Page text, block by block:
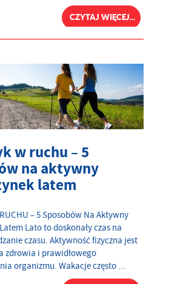
CZYTAJ WIĘCEJ...
w ruchu – 5
na aktywny
latem
– 5 Sposobów Na Aktywny
Lato to doskonały czas na
czasu. Aktywność fizyczna jest
zdrowia i prawidłowego
organizmu. Wakacje często ...